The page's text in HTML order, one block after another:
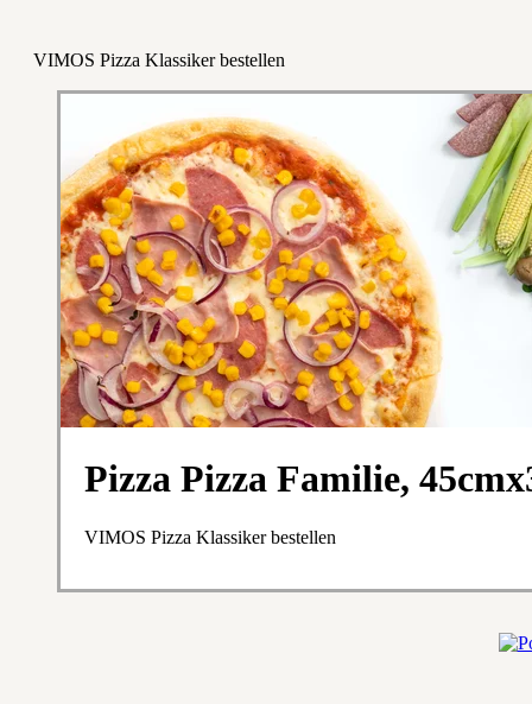
VIMOS Pizza Klassiker bestellen
Pizza Pizza Familie,
VIMOS Pizza Klassiker bestellen